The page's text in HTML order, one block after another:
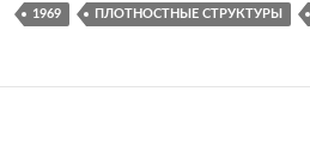
1969 ПЛОТНОСТНЫЕ СТРУКТУРЫ